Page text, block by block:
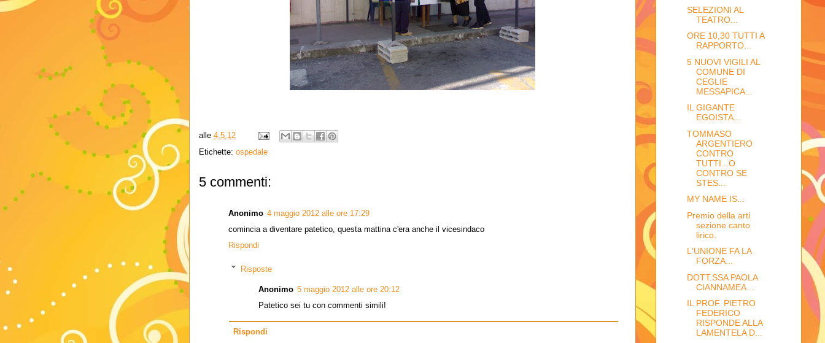
alle 4.5.12
Etichette: ospedale
5 commenti:
Anonimo 4 maggio 2012 alle ore 17:29
comincia a diventare patetico, questa mattina c'era anche il vicesindaco
Rispondi
Risposte
Anonimo 5 maggio 2012 alle ore 20:12
Patetico sei tu con commenti simili!
Rispondi
SELEZIONI AL
TEATRO...
ORE 10,30 TUTTI A
RAPPORTO...
5 NUOVI VIGILI AL
COMUNE DI
CEGLIE
MESSAPICA...
IL GIGANTE
EGOISTA...
TOMMASO
ARGENTIERO
CONTRO
TUTTI...O
CONTRO SE
STES...
MY NAME IS...
Premio della arti
sezione canto
lirico.
L'UNIONE FA LA
FORZA...
DOTT.SSA PAOLA
CIANNAMEA...
IL PROF. PIETRO
FEDERICO
RISPONDE ALLA
LAMENTELA D...